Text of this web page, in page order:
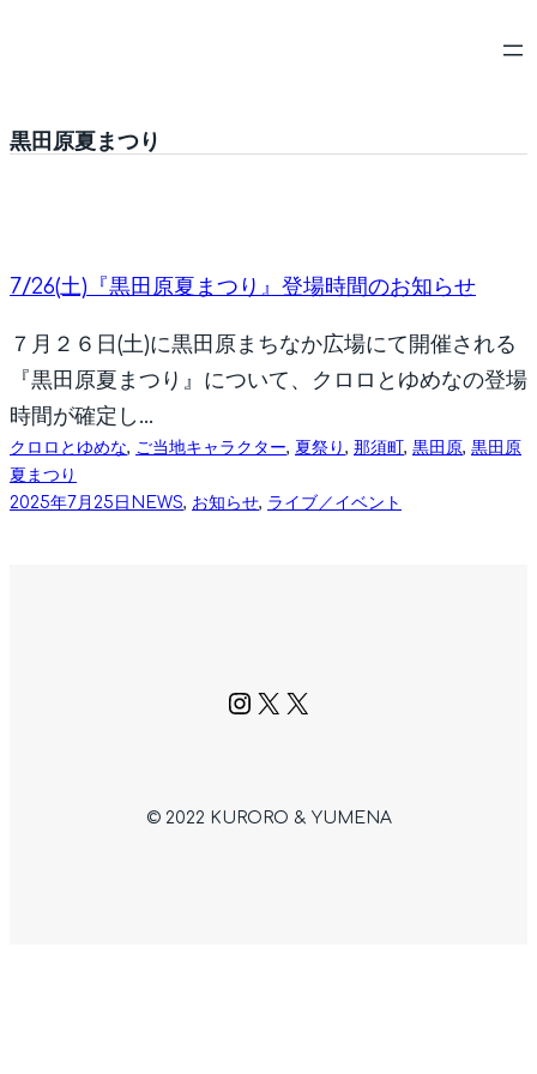
ス
黒田原夏まつり
7/26(土)『黒田原夏まつり』登場時間のお知らせ
７月２６日(土)に黒田原まちなか広場にて開催される
『黒田原夏まつり』について、クロロとゆめなの登場
時間が確定し…
2025年7月25日 NEWS, お知らせ, ライブ／イベント
クロロとゆめな, ご当地キャラクター, 夏祭り , 那須町 , 黒田原, 黒田原
夏まつり
Instagram
X X
© 2022 KURORO & YUMENA